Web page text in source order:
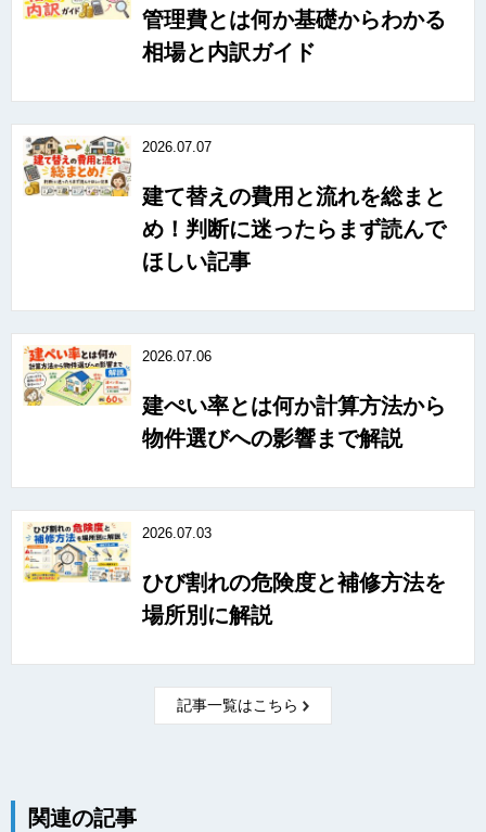
管理費とは何か基礎からわかる
相場と内訳ガイド
2026.07.07
建て替えの費用と流れを総まと
め！判断に迷ったらまず読んで
ほしい記事
2026.07.06
建ぺい率とは何か計算方法から
物件選びへの影響まで解説
2026.07.03
ひび割れの危険度と補修方法を
場所別に解説
記事一覧はこちら
関連の記事